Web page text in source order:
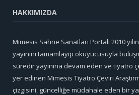
HAKKIMIZDA
Mimesis Sahne Sanatları Portali 2010
yayınını tamamlayıp okuyucusuyla
süredir yayınına devam eden ve tiyatro
yer edinen Mimesis Tiyatro Çeviri
çizgisini, güncelliğe müdahale eden bir